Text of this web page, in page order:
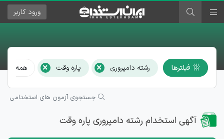
ورود کاربر
فیلترها رشته دامپروری × پاره وقت × همه
جستجوی آزمون های استخدامی
آگهی استخدام رشته دامپروری پاره وقت